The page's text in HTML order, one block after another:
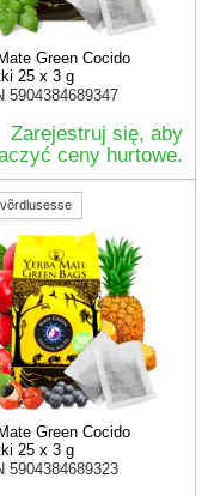
Green Cocido
25 x 3 g
5904384689347
Zarejestruj się, aby
ceny hurtowe.
Green Cocido
25 x 3 g
5904384689323